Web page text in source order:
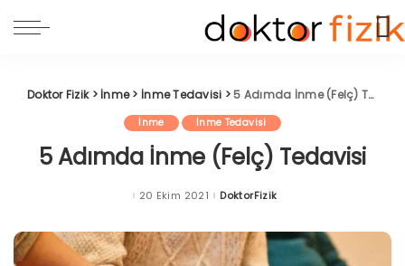
Doktor Fizik> İnme> İnme Tedavisi >5 Adımda İnme (Felç) Tedavisi
İnme İnme Tedavisi
5 Adımda İnme (Felç) Tedavisi
20 Ekim 2021 Posted
DoktorFizik